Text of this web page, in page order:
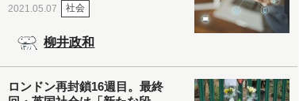
2021.05.07 社会
柳井政和
ロンドン再封鎖16週目。最終